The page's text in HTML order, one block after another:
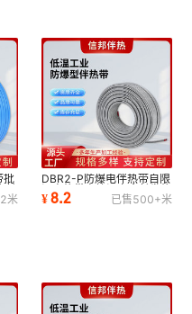
批
2米
DBR2-P防爆电伴热带自限
温电热带自控温寿命长发热
均匀 防冻 保温
¥8.2 已售500+米